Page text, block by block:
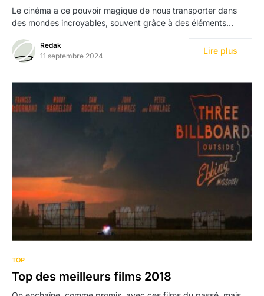
Le cinéma a ce pouvoir magique de nous transporter dans
des mondes incroyables, souvent grâce à des éléments…
Redak
11 septembre 2024
Lire plus
TOP
Top des meilleurs films 2018